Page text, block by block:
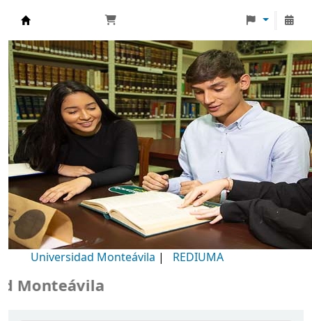
Biblioteca Universidad Monteávila
Universidad Monteávila | REDIUMA